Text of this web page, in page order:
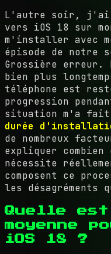
L'autre soir, j'ai
vers iOS 18 sur
m'installer avec
épisode de notre
Grossière
bien plus
téléphone est
progression
situation m'a
durée
de nombreux
expliquer
nécessite
composent ce
les désagréments
Quelle
moyenne
iOS 18 ?